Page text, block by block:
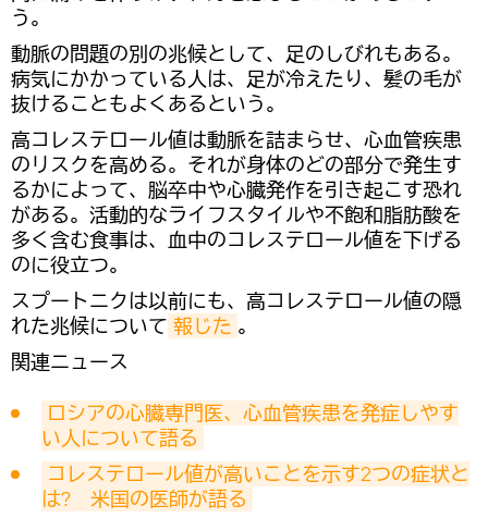
う。
動脈の問題の別の兆候として、足のしびれもある。
病気にかかっている人は、足が冷えたり、髪の毛が
抜けることもよくあるという。
高コレステロール値は動脈を詰まらせ、心血管疾患
のリスクを高める。それが身体のどの部分で発生す
るかによって、脳卒中や心臓発作を引き起こす恐れ
がある。活動的なライフスタイルや不飽和脂肪酸を
多く含む食事は、血中のコレステロール値を下げる
のに役立つ。
スプートニクは以前にも、高コレステロール値の隠
れた兆候について 報じた 。
関連ニュース
ロシアの心臓専門医、心血管疾患を発症しやす
い人について語る
コレステロール値が高いことを示す2つの症状と
は?　米国の医師が語る